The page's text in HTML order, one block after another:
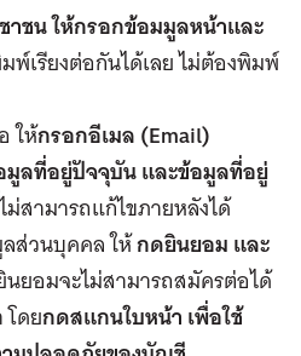
ชน ให้กรอกข้อมมูลหน้าและ
พ์เรียงต่อกันได้เลย ไม่ต้องพิมพ์
ให้กรอกอีเมล (Email)
ลที่อยู่ปัจจุบัน และข้อมูลที่อยู่
ม่สามารถแก้ไขภายหลังได้
ส่วนบุคคล ให้กดยินยอม และ
นยอมจะไม่สามารถสมัครต่อได้
ดยกดสแกนใบหน้า เพื่อใช้